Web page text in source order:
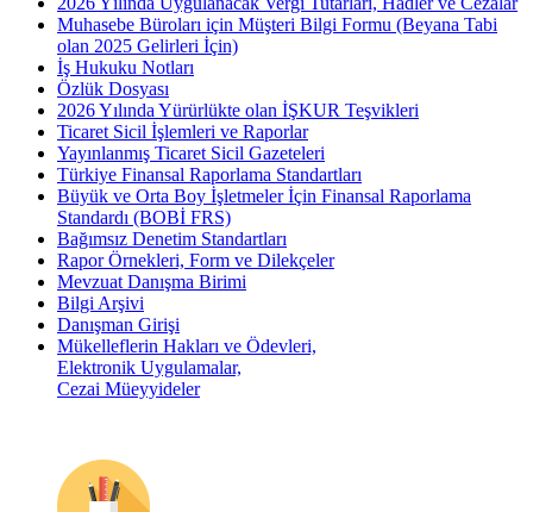
Muhasebe Büroları için Müşteri Bilgi Formu (Beyana Tabi
olan 2025 Gelirleri İçin)
İş Hukuku Notları
Özlük Dosyası
2026 Yılında Yürürlükte olan İŞKUR Teşvikleri
Ticaret Sicil İşlemleri ve Raporlar
Yayınlanmış Ticaret Sicil Gazeteleri
Türkiye Finansal Raporlama Standartları
Büyük ve Orta Boy İşletmeler İçin Finansal Raporlama
Standardı (BOBİ FRS)
Bağımsız Denetim Standartları
Rapor Örnekleri, Form ve Dilekçeler
Mevzuat Danışma Birimi
Bilgi Arşivi
Danışman Girişi
Mükelleflerin Hakları ve Ödevleri,
Elektronik Uygulamalar,
Cezai Müeyyideler